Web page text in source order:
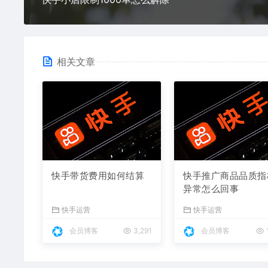
相关文章
快手带货费用如何结算
快手运营
会员博客 3,291
快手推广商品品质
异常怎么回事
快手运营
会员博客